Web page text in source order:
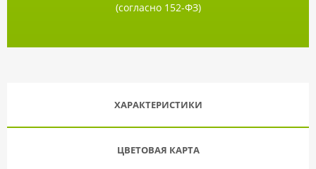
(согласно 152-ФЗ)
ХАРАКТЕРИСТИКИ
ЦВЕТОВАЯ КАРТА